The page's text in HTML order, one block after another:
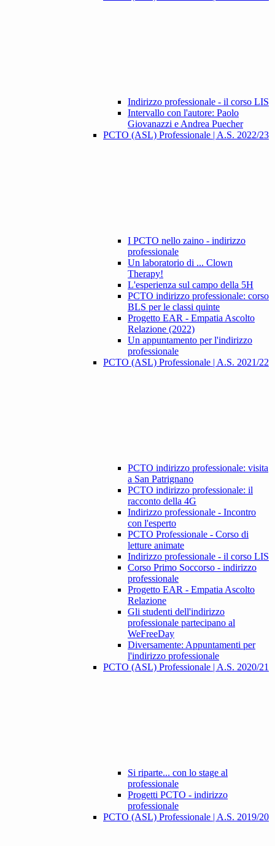
Indirizzo professionale - il corso LIS
Intervallo con l'autore: Paolo
Giovanazzi e Andrea Puecher
PCTO (ASL) Professionale | A.S. 2022/23
I PCTO nello zaino - indirizzo
professionale
Un laboratorio di ... Clown
Therapy!
L'esperienza sul campo della 5H
PCTO indirizzo professionale: corso
BLS per le classi quinte
Progetto EAR - Empatia Ascolto
Relazione (2022)
Un appuntamento per l'indirizzo
professionale
PCTO (ASL) Professionale | A.S. 2021/22
PCTO indirizzo professionale: visita
a San Patrignano
PCTO indirizzo professionale: il
racconto della 4G
Indirizzo professionale - Incontro
con l'esperto
PCTO Professionale - Corso di
letture animate
Indirizzo professionale - il corso LIS
Corso Primo Soccorso - indirizzo
professionale
Progetto EAR - Empatia Ascolto
Relazione
Gli studenti dell'indirizzo
professionale partecipano al
WeFreeDay
Diversamente: Appuntamenti per
l'indirizzo professionale
PCTO (ASL) Professionale | A.S. 2020/21
Si riparte... con lo stage al
professionale
Progetti PCTO - indirizzo
professionale
PCTO (ASL) Professionale | A.S. 2019/20